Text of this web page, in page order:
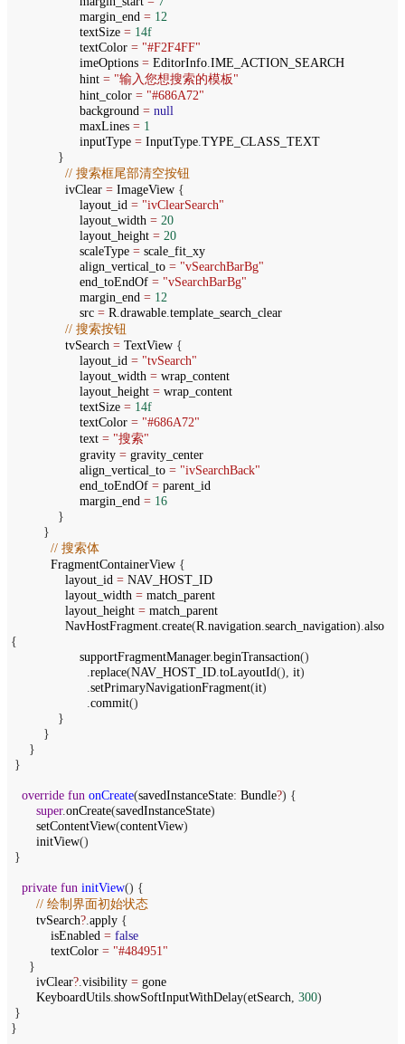
margin_end = 12
textSize = 14f
textColor = "#F2F4FF"
imeOptions = EditorInfo IME_ACTION_SEARCH
hint = "输入您想搜索的模板"
hint_color = "#686A72"
background = null
maxLines = 1
inputType = InputType TYPE_CLASS_TEXT
}
// 搜索框尾部清空按钮
ivClear = ImageView {
layout_id = "ivClearSearch"
layout_width = 20
layout_height = 20
scaleType = scale_fit_xy
align_vertical_to = "vSearchBarBg"
end_toEndOf = "vSearchBarBg"
margin_end = 12
src = R drawable template_search_clear
// 搜索按钮
tvSearch = TextView {
layout_id = "tvSearch"
layout_width = wrap_content
layout_height = wrap_content
textSize = 14f
textColor = "#686A72"
text = "搜索"
gravity = gravity_center
align_vertical_to = "ivSearchBack"
end_toEndOf = parent_id
margin_end = 16
}
}
// 搜索体
FragmentContainerView {
layout_id = NAV_HOST_ID
layout_width = match_parent
layout_height = match_parent
NavHostFragment create(R navigation search_navigation). also
{
supportFragmentManager.beginTransaction()
replace(NAV_HOST_ID toLayoutId(), it)
setPrimaryNavigationFragment(it)
commit()
}
}
}
}
override fun onCreate(savedInstanceState: Bundle?) {
super.onCreate(savedInstanceState)
setContentView(contentView)
initView()
}
private fun initView() {
// 绘制界面初始状态
tvSearch? apply {
isEnabled = false
textColor = "#484951"
}
ivClear? visibility = gone
KeyboardUtils showSoftInputWithDelay(etSearch 300)
}
}